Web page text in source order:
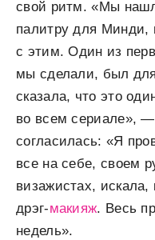
свой ритм. «Мы
палитру для Минди,
с этим. Один из
мы сделали, был
сказала, что это
во всем сериале»,
согласилась: «Я
все на себе, своем
визажистах, искала,
дрэг-макияж. Весь
недель».